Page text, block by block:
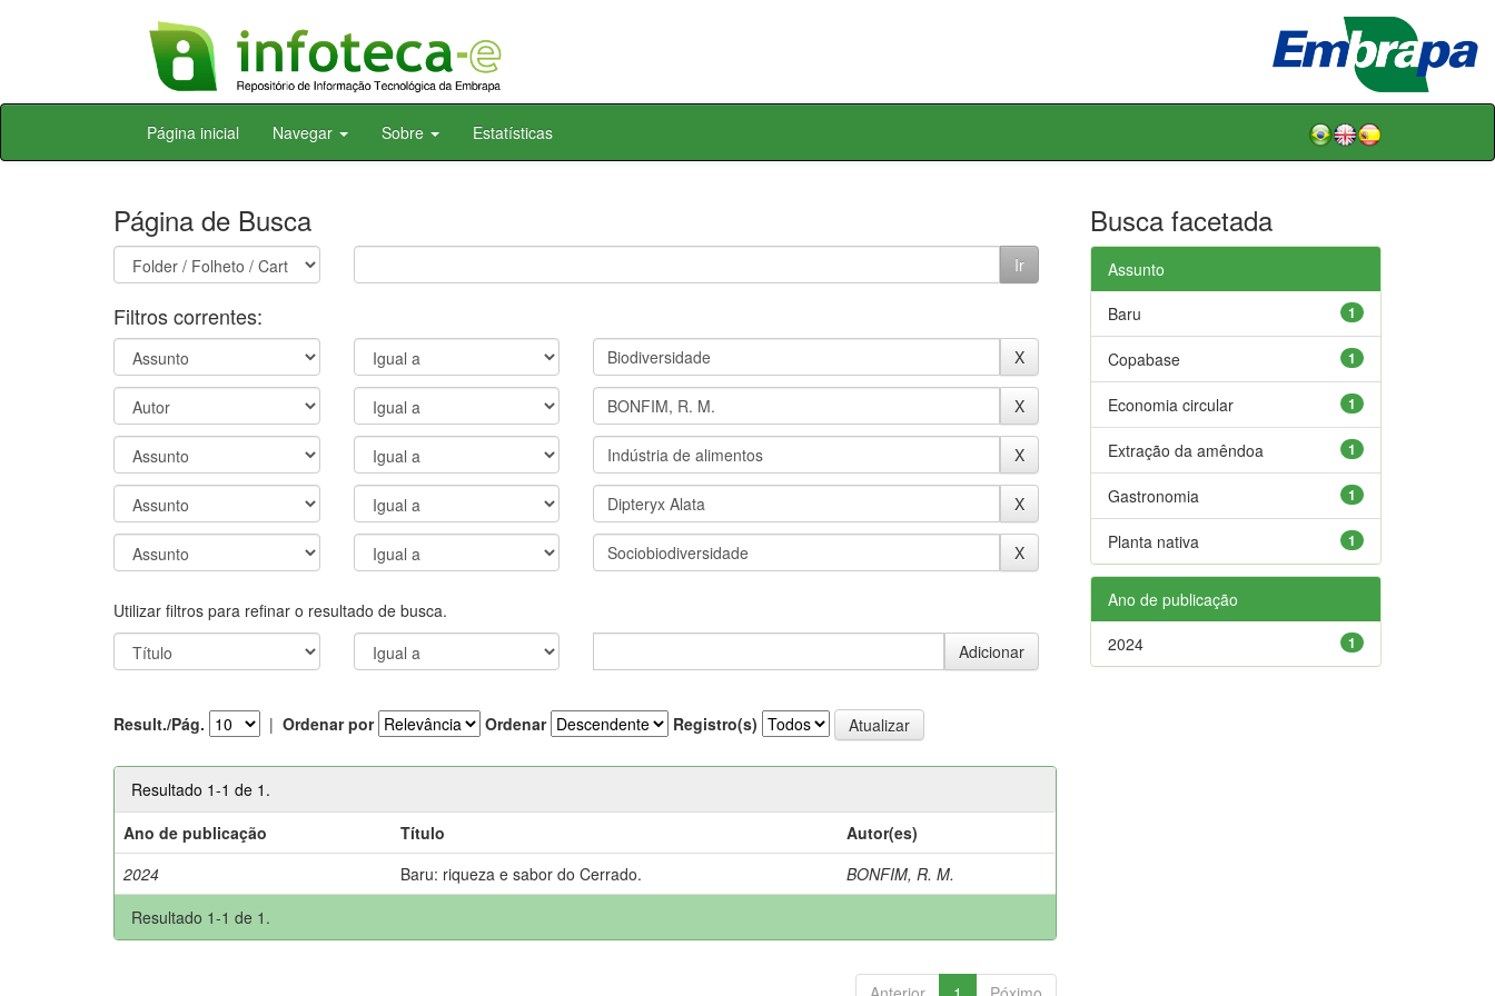
Skip
Página inicial Navegar Sobre Estatísticas
Página de Busca
Filtros correntes:
Utilizar filtros para refinar o resultado de busca.
Result./Pág. | Ordenar por Ordenar Registro(s)
Resultado 1-1 de 1.
Ano de publicação
Título
Autor(es)
2024
Baru: riqueza e sabor do Cerrado.
BONFIM, R. M.
Resultado 1-1 de 1.
Busca facetada
Assunto
1
Baru
1
Copabase
1
Economia circular
1
Extração da amêndoa
1
Gastronomia
1
Planta nativa
Ano de publicação
1
2024